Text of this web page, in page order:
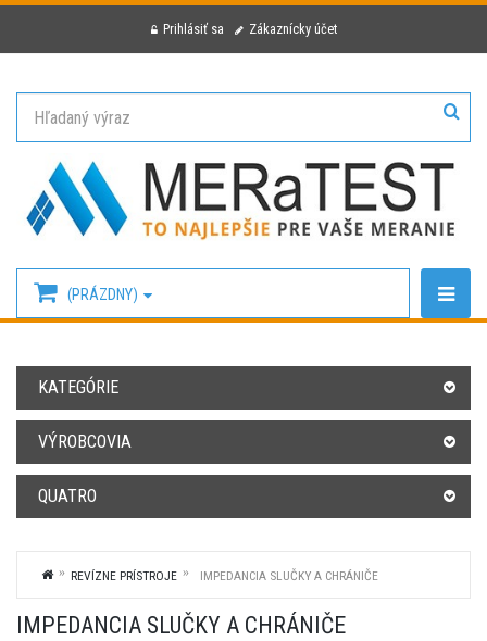
Prihlásiť sa Zákaznícky účet
(PRÁZDNY)
KATEGÓRIE
VÝROBCOVIA
QUATRO
REVÍZNE PRÍSTROJE IMPEDANCIA SLUČKY A CHRÁNIČE
IMPEDANCIA SLUČKY A CHRÁNIČE